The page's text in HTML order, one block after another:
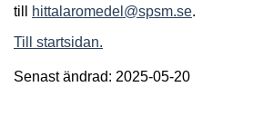
till
hittalaromedel@spsm.se.
Till startsidan.
Senast ändrad: 2025-05-20